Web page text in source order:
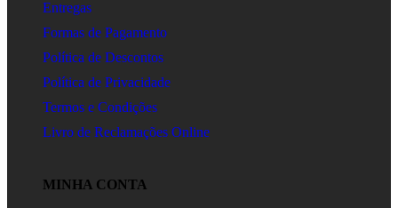
Entregas
Formas de Pagamento
Política de Descontos
Política de Privacidade
Termos e Condições
Livro de Reclamações Online
MINHA CONTA